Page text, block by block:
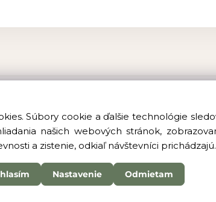
NAKUPOVANIE
Vernostný program
Status súťaže
Súbory cookie a ďalšie technológie
našich webových stránok,
a zistenie, odkiaľ návštevníci prichádzajú.
Nastavenie Odmietam